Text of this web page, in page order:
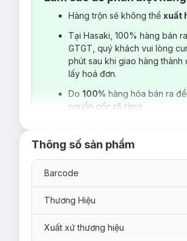
Son Tint Bóng Silkygirl Tint Up! Lip
Hàng trộn sẽ không thể xuất
Tại Hasaki, 100% hàng bán
GTGT, quý khách vui lòng
phút sau khi giao hàng
lấy hoá đơn.
Do 100% hàng hóa bán ra
nguồn gốc rõ ràng.
Thông số sản phẩm
Barcode
Thương Hiệu
Xuất xứ thương hiệu